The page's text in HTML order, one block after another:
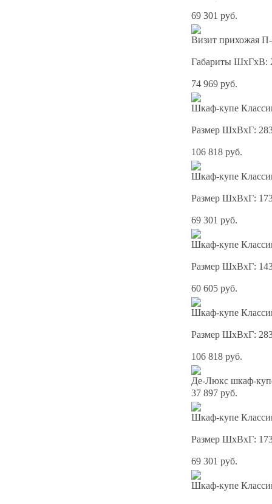
69 301 руб.
Визит прихожая П-
Габариты ШхГхВ:
74 969 руб.
Шкаф-купе
Размер ШхВхГ:
106 818 руб.
Шкаф-купе
Размер ШхВхГ:
69 301 руб.
Шкаф-купе
Размер ШхВхГ:
60 605 руб.
Шкаф-купе
Размер ШхВхГ:
106 818 руб.
Де-Люкс шкаф-
37 897 руб.
Шкаф-купе
Размер ШхВхГ:
69 301 руб.
Шкаф-купе